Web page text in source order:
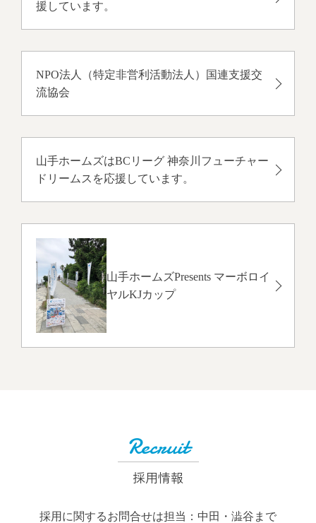
援しています。
NPO法人（特定非営利活動法人）国連支援交
流協会
山手ホームズはBCリーグ 神奈川フューチャー
ドリームスを応援しています。
山手ホームズPresents マーボロイ
ヤルKJカップ
Recruit
採用情報
採用に関するお問合せは担当：中田・澁谷まで